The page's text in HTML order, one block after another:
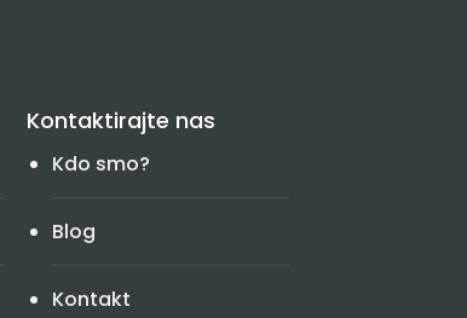
Kontaktirajte nas
Kdo smo?
Blog
Kontakt